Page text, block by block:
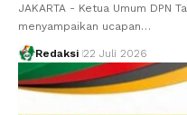
JAKARTA - Ketua Umum DPN
menyampaikan ucapan…
Redaksi 22 Juli 2026